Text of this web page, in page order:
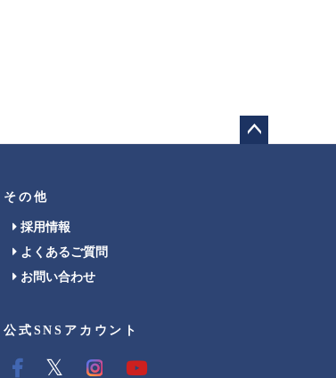
その他
採用情報
よくあるご質問
お問い合わせ
公式SNSアカウント